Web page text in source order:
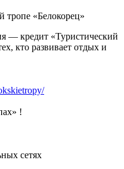
тропе «Белокорец»
— кредит «Туристический
кто развивает отдых и
!
сетях